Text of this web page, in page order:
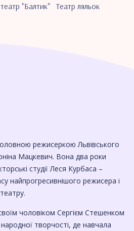
"Балтик" Театр ляльок
режисеркою Львівського
Мацкевич. Вона два роки
студії Леся Курбаса –
найпрогресивнішого режисера і
чоловіком Сергієм Стешенком
творчості, де навчала